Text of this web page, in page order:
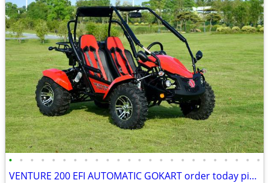
• • • • • • • • • • • • • • • • • • • • • • • •
VENTURE 200 EFI AUTOMATIC GOKART order today pick up same day